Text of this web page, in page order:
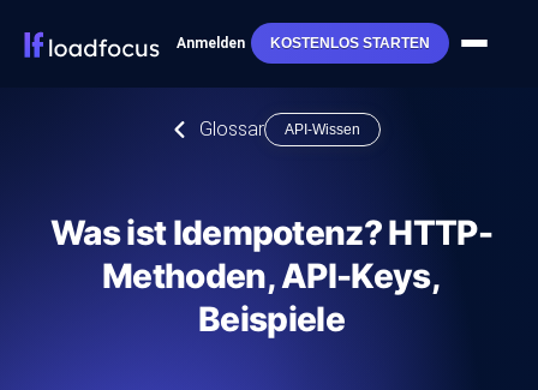
Anmelden KOSTENLOS STARTEN
Glossar API-Wissen
Was ist Idempotenz? HTTP-
Methoden, API-Keys,
Beispiele